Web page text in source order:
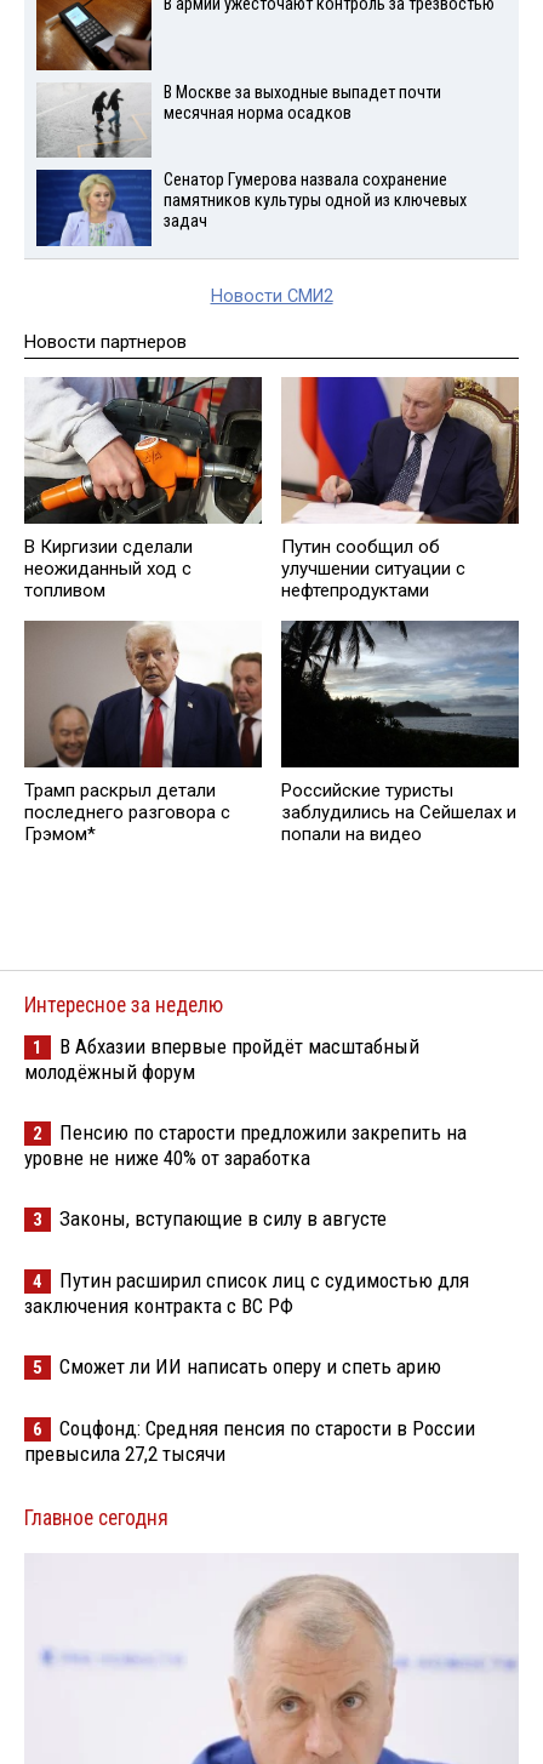
В армии ужесточают контроль за трезвостью
В Москве за выходные выпадет почти
месячная норма осадков
Сенатор Гумерова назвала сохранение
памятников культуры одной из ключевых
задач
Новости СМИ2
Новости партнеров
В Киргизии сделали
неожиданный ход с
топливом
Путин сообщил об
улучшении ситуации с
нефтепродуктами
Трамп раскрыл детали
последнего разговора с
Грэмом*
Российские туристы
заблудились на Сейшелах и
попали на видео
Интересное за неделю
1
В Абхазии впервые пройдёт масштабный
молодёжный форум
2
Пенсию по старости предложили закрепить на
уровне не ниже 40% от заработка
3 Законы, вступающие в силу в августе
4
Путин расширил список лиц с судимостью для
заключения контракта с ВС РФ
5 Сможет ли ИИ написать оперу и спеть арию
6
Соцфонд: Средняя пенсия по старости в России
превысила 27,2 тысячи
Главное сегодня